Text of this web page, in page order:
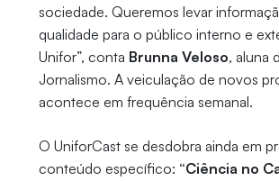
sociedade. Queremos levar
qualidade para o público interno e
Unifor”, conta Brunna Veloso, aluna
Jornalismo. A veiculação de novos
acontece em frequência semanal.
O UniforCast se desdobra ainda em
conteúdo específico: “Ciência no